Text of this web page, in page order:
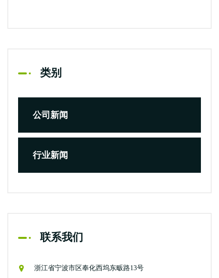
类别
公司新闻
行业新闻
联系我们
浙江省宁波市区奉化西坞东畈路13号